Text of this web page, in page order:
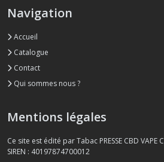
Navigation
Accueil
Catalogue
Contact
Qui sommes nous ?
Mentions légales
Ce site est édité par Tabac PRESSE CBD VAPE
SIREN : 40197874700012